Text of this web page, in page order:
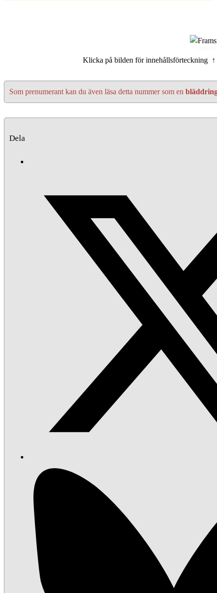
Klicka på bilden för innehållsförteckning ↑
Som prenumerant kan du även läsa detta nummer som en
Dela